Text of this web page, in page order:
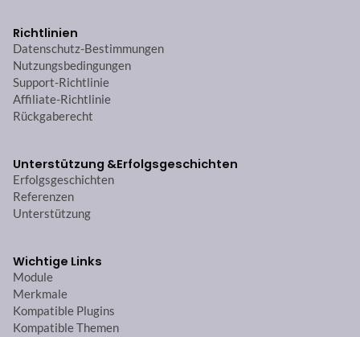
Richtlinien
Datenschutz-Bestimmungen
Nutzungsbedingungen
Support-Richtlinie
Affiliate-Richtlinie
Rückgaberecht
Unterstützung &Erfolgsgeschichten
Erfolgsgeschichten
Referenzen
Unterstützung
Wichtige Links
Module
Merkmale
Kompatible Plugins
Kompatible Themen